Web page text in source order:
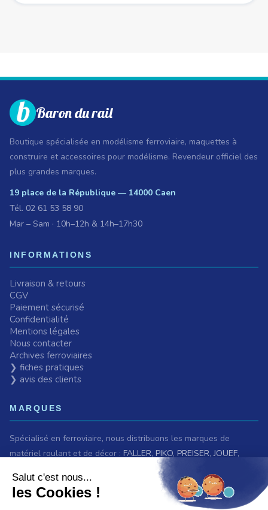
Baron du rail
Boutique spécialisée en modélisme ferroviaire, maquettes à
construire et accessoires pour modélisme. Revendeur officiel des
plus grandes marques.
19 place de la République — 14000 Caen
Tél. 02 61 53 58 90
Mar – Sam · 10h–12h & 14h–17h30
INFORMATIONS
Livraison & retours
CGV
Paiement sécurisé
Confidentialité
Mentions légales
Nous contacter
Archives ferroviaires
❯ fiches pratiques
❯ avis des clients
MARQUES
Spécialisé en ferroviaire, nous distribuons les marques de
matériel roulant et de décor : FALLER, PIKO, PREISER,JOUEF,
KIBRI
d'autres.
Nous sommes également revendeurs des maquettes
HELLER,